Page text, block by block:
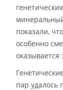
показали,
особенно
пар удалось